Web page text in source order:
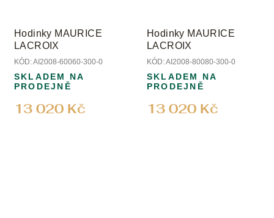
Hodinky MAURICE
LACROIX
KÓD:AI2008-60060-300-0
13 020 Kč
SKLADEM NA
PRODEJNĚ
Hodinky MAURICE
LACROIX
KÓD:AI2008-80080-300-0
13 020 Kč
SKLADEM NA
PRODEJNĚ